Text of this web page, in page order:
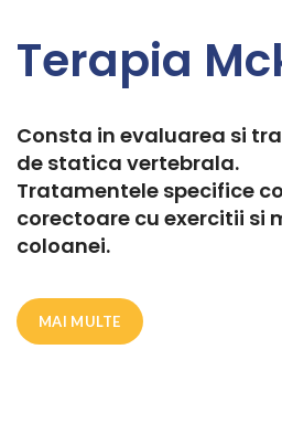
Terapia
Consta in evaluarea si
de statica vertebrala.
Tratamentele specifice
corectoare cu exercitii si
coloanei.
MAI MULTE